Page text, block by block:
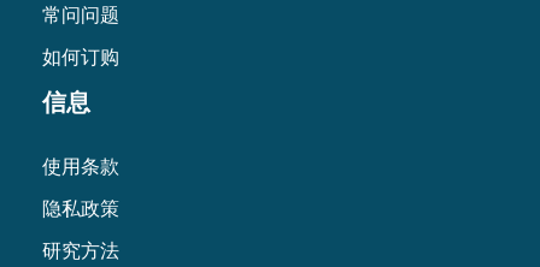
常问问题
如何订购
信息
使用条款
隐私政策
研究方法